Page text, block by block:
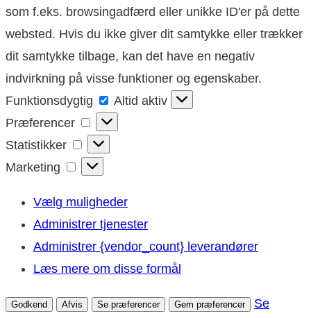
som f.eks. browsingadfærd eller unikke ID'er på dette
websted. Hvis du ikke giver dit samtykke eller trækker
dit samtykke tilbage, kan det have en negativ
indvirkning på visse funktioner og egenskaber.
Funktionsdygtig
Funktionsdygtig
Altid aktiv
Præferencer
Præferencer
Statistikker
Statistikker
Marketing
Marketing
Vælg muligheder
Administrer tjenester
Administrer {vendor_count} leverandører
Læs mere om disse formål
Godkend Afvis Se præferencer Gem præferencer
Se